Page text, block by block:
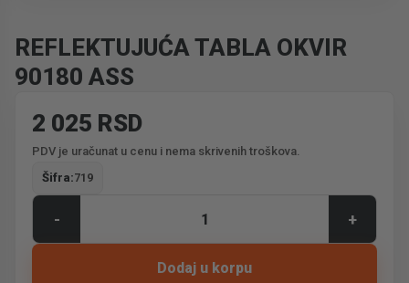
REFLEKTUJUĆA TABLA OKVIR
90180 ASS
2 025 RSD
PDV je uračunat u cenu i nema skrivenih troškova.
Šifra:719
- +
Dodaj u korpu